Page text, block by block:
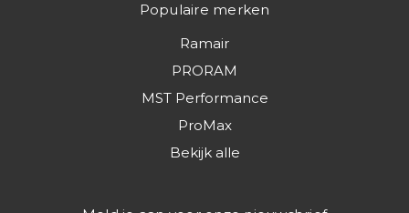
Populaire merken
Ramair
PRORAM
MST Performance
ProMax
Bekijk alle